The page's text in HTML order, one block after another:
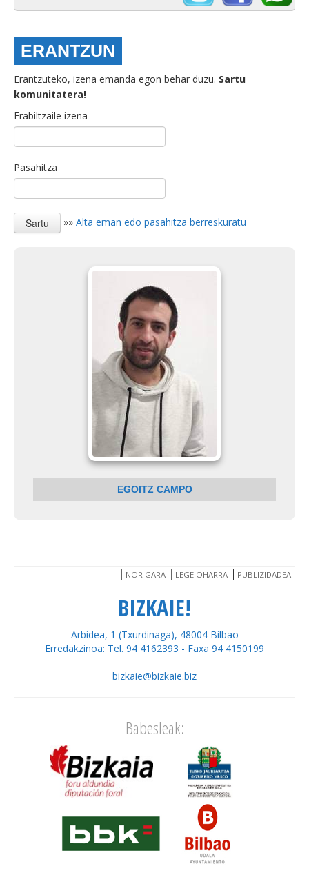
ERANTZUN
Erantzuteko, izena emanda egon behar duzu. Sartu
komunitatera!
Erabiltzaile izena
Pasahitza
»» Alta eman edo pasahitza berreskuratu
EGOITZ CAMPO
NOR GARA LEGE OHARRA PUBLIZIDADEA
BIZKAIE!
Arbidea, 1 (Txurdinaga), 48004 Bilbao
Erredakzinoa: Tel. 94 4162393 - Faxa 94 4150199
bizkaie@bizkaie.biz
Babesleak: